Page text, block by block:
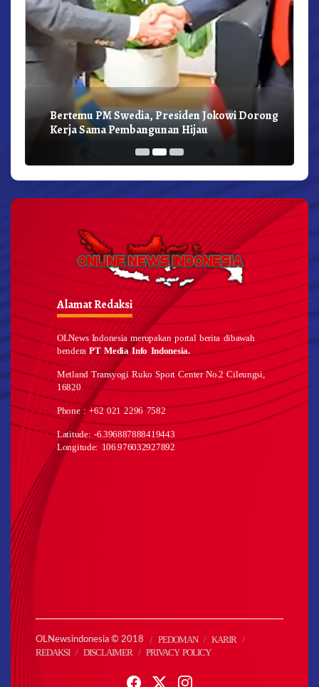
Bertemu PM Swedia, Presiden Jokowi Dorong
Kerja Sama Pembangunan Hijau
Alamat Redaksi
OLNews Indonesia merupakan portal berita dibawah
benderaPT Media Info Indonesia.
Metland Transyogi Ruko Sport Center No.2 Cileungsi,
16820
Phone : +62 021 2296 7582
Latitude: -6.396887888419443
Longitude: 106.976032927892
OLNewsindonesia © 2018 PEDOMAN
KARIR
REDAKSI
DISCLAIMER PRIVACY POLICY